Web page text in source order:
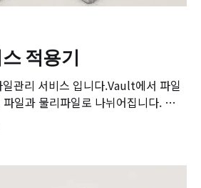
적용기
관리 서비스 입니다.Vault에서 파일
과 물리파일로 나뉘어집니다. 참조
제 사용되는 저장공간은 파일 하나의
로 나뉘는 것 같습니다. vault는